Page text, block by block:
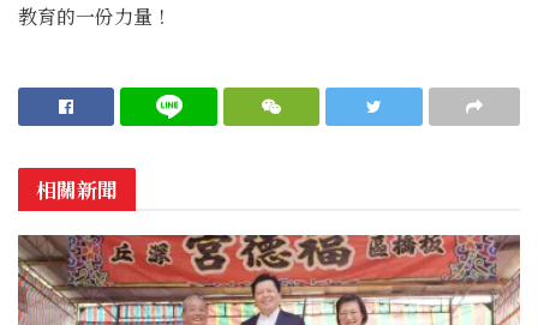
教育的一份力量！
相關新聞